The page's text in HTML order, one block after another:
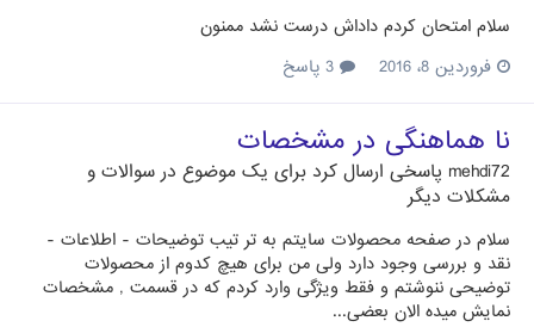
سلام امتحان کردم داداش درست نشد ممنون
فروردین 8، 2016
نا هماهنگی در مشخصات
mehdi72 پاسخی ارسال کرد برای یک موضوع در سوالات و
مشکلات دیگر
سلام در صفحه محصولات سایتم به تر تیب توضیحات - اطلاعات -
نقد و بررسی وجود دارد ولی من برای هیچ کدوم از محصولات
توضیحی ننوشتم و فقط ویژگی وارد کردم که در قسمت , مشخصات
نمایش میده الان بعضی...